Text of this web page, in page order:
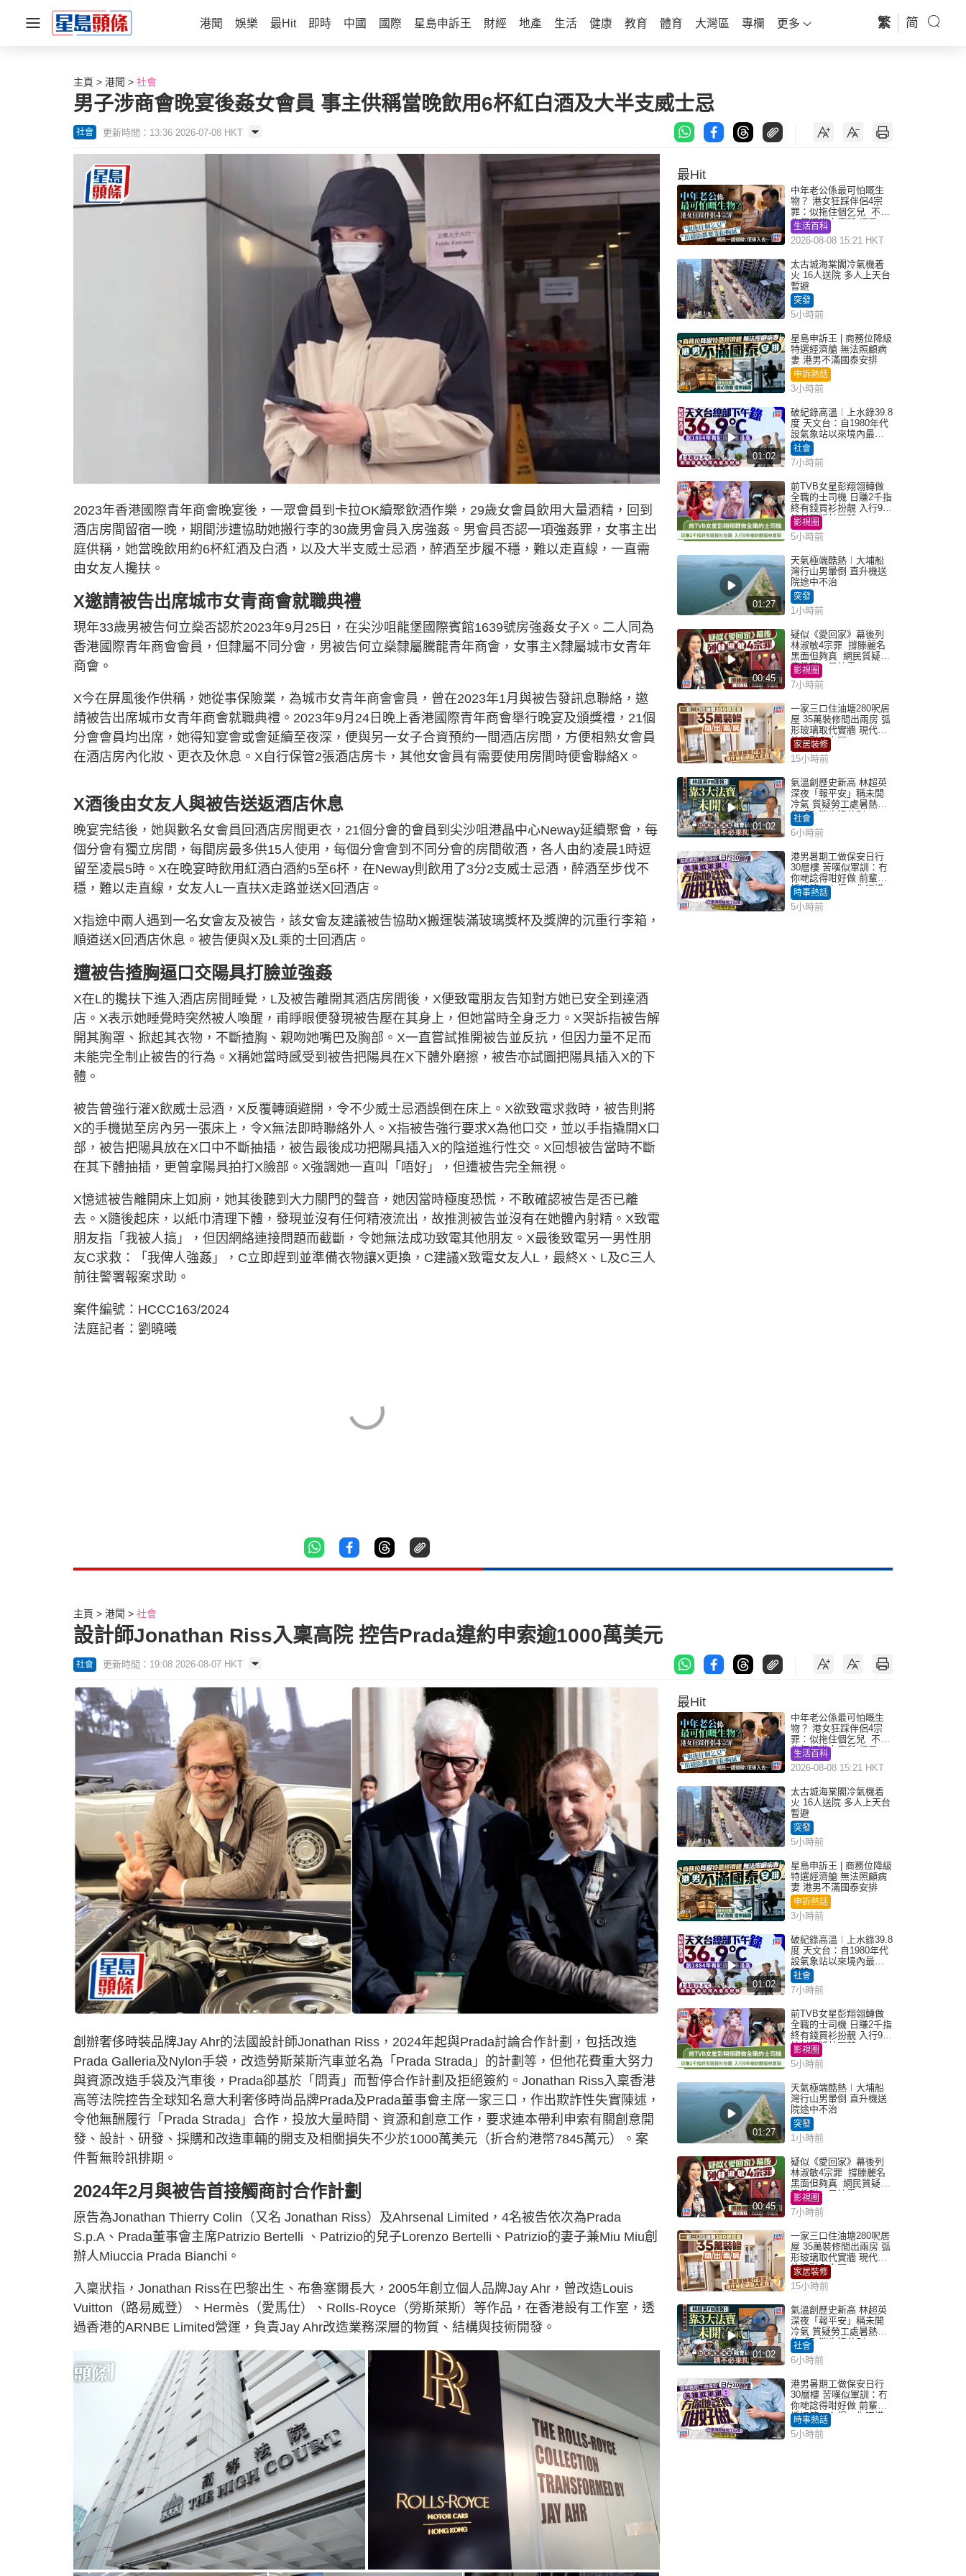
港聞 娛樂 最Hit 即時 中國 國際 星島申訴王 財經 地產 生活 健康 教育 體育 大灣區 專欄 更多 繁 简
主頁 港聞 社會
男子涉商會晚宴後姦女會員 事主供稱當晚飲用6杯紅白酒及大半支威士忌
社會 更新時間：13:36 2026-07-08 HKT
2023年香港國際青年商會晚宴後，一眾會員到卡拉OK續聚飲酒作樂，29歲女會員飲用大量酒精，回到
酒店房間留宿一晚，期間涉遭協助她搬行李的30歲男會員入房強姦。男會員否認一項強姦罪，女事主出
庭供稱，她當晚飲用約6杯紅酒及白酒，以及大半支威士忌酒，醉酒至步履不穩，難以走直線，一直需
由女友人攙扶。
X邀請被告出席城巿女青商會就職典禮
現年33歲男被告何立燊否認於2023年9月25日，在尖沙咀龍堡國際賓館1639號房強姦女子X。二人同為
香港國際青年商會會員，但隸屬不同分會，男被告何立燊隸屬騰龍青年商會，女事主X隸屬城市女青年
商會。
X今在屏風後作供稱，她從事保險業，為城市女青年商會會員，曾在2023年1月與被告發訊息聯絡，邀
請被告出席城市女青年商會就職典禮。2023年9月24日晚上香港國際青年商會舉行晚宴及頒獎禮，21個
分會會員均出席，她得知宴會或會延續至夜深，便與另一女子合資預約一間酒店房間，方便相熟女會員
在酒店房內化妝、更衣及休息。X自行保管2張酒店房卡，其他女會員有需要使用房間時便會聯絡X。
X酒後由女友人與被告送返酒店休息
晚宴完結後，她與數名女會員回酒店房間更衣，21個分會的會員到尖沙咀港晶中心Neway延續聚會，每
個分會有獨立房間，每間房最多供15人使用，每個分會會到不同分會的房間敬酒，各人由約凌晨1時逗
留至凌晨5時。X在晚宴時飲用紅酒白酒約5至6杯，在Neway則飲用了3分2支威士忌酒，醉酒至步伐不
穩，難以走直線，女友人L一直扶X走路並送X回酒店。
X指途中兩人遇到一名女會友及被告，該女會友建議被告協助X搬運裝滿玻璃獎杯及獎牌的沉重行李箱，
順道送X回酒店休息。被告便與X及L乘的士回酒店。
遭被告揸胸逼口交陽具打臉並強姦
X在L的攙扶下進入酒店房間睡覺，L及被告離開其酒店房間後，X便致電朋友告知對方她已安全到達酒
店。X表示她睡覺時突然被人喚醒，甫睜眼便發現被告壓在其身上，但她當時全身乏力。X哭訴指被告解
開其胸罩、掀起其衣物，不斷揸胸、親吻她嘴巴及胸部。X一直嘗試推開被告並反抗，但因力量不足而
未能完全制止被告的行為。X稱她當時感受到被告把陽具在X下體外磨擦，被告亦試圖把陽具插入X的下
體。
被告曾強行灌X飲威士忌酒，X反覆轉頭避開，令不少威士忌酒誤倒在床上。X欲致電求救時，被告則將
X的手機拋至房內另一張床上，令X無法即時聯絡外人。X指被告強行要求X為他口交，並以手指撬開X口
部，被告把陽具放在X口中不斷抽插，被告最後成功把陽具插入X的陰道進行性交。X回想被告當時不斷
在其下體抽插，更曾拿陽具拍打X臉部。X強調她一直叫「唔好」，但遭被告完全無視。
X憶述被告離開床上如廁，她其後聽到大力關門的聲音，她因當時極度恐慌，不敢確認被告是否已離
去。X隨後起床，以紙巾清理下體，發現並沒有任何精液流出，故推測被告並沒有在她體內射精。X致電
朋友指「我被人搞」，但因網絡連接問題而截斷，令她無法成功致電其他朋友。X最後致電另一男性朋
友C求救：「我俾人強姦」，C立即趕到並準備衣物讓X更換，C建議X致電女友人L，最終X、L及C三人
前往警署報案求助。
案件編號：HCCC163/2024
法庭記者：劉曉曦
最Hit
中年老公係最可怕嘅生
物？ 港女狂踩伴侶4宗
罪：似拖住個乞兒 不解
為何經常去廁所 網民一
語道破
生活百科
2026-08-08 15:21 HKT
太古城海棠閣冷氣機着
火 16人送院 多人上天台
暫避
突發
5小時前
星島申訴王 | 商務位降級
特選經濟艙 無法照顧病
妻 港男不滿國泰安排
申訴熱話
3小時前
01:02
破紀錄高溫︱上水錄39.8
度 天文台：自1980年代
設氣象站以來境內最高
紀錄
社會
7小時前
前TVB女星彭翔翎轉做
全職的士司機 日賺2千指
終有錢買衫扮靚 入行9年
被封翻版林夏薇
影視圈
5小時前
01:27
天氣極端酷熱︱大埔船
灣行山男暈倒 直升機送
院途中不治
突發
1小時前
00:45
疑似《愛回家》幕後列
林淑敏4宗罪 撐滕麗名
黑面但夠真 網民質疑：
真係咁一早被雪
影視圈
7小時前
一家三口住油塘280呎居
屋 35萬裝修間出兩房 弧
形玻璃取代實牆 現代神
枱櫃融入玄關
家居裝修
15小時前
01:02
氣溫創歷史新高 林超英
深夜「報平安」稱未開
冷氣 質疑勞工處暑熱警
告「取消也沒分別」
社會
6小時前
港男暑期工做保安日行
30層樓 苦嘆似軍訓：冇
你哋諗得咁好做 前輩傳
授搵筍工心得：你唔識
揀盤啫｜Juicy叮
時事熱話
5小時前
主頁 港聞 社會
設計師Jonathan Riss入稟高院 控告Prada違約申索逾1000萬美元
社會 更新時間：19:08 2026-08-07 HKT
創辦奢侈時裝品牌Jay Ahr的法國設計師Jonathan Riss，2024年起與Prada討論合作計劃，包括改造
Prada Galleria及Nylon手袋，改造勞斯萊斯汽車並名為「Prada Strada」的計劃等，但他花費重大努力
與資源改造手袋及汽車後，Prada卻基於「問責」而暫停合作計劃及拒絕簽約。Jonathan Riss入稟香港
高等法院控告全球知名意大利奢侈時尚品牌Prada及Prada董事會主席一家三口，作出欺詐性失實陳述，
令他無酬履行「Prada Strada」合作，投放大量時間、資源和創意工作，要求連本帶利申索有關創意開
發、設計、研發、採購和改造車輛的開支及相關損失不少於1000萬美元（折合約港幣7845萬元）。案
件暫無聆訊排期。
2024年2月與被告首接觸商討合作計劃
原告為Jonathan Thierry Colin（又名 Jonathan Riss）及Ahrsenal Limited，4名被告依次為Prada
S.p.A、Prada董事會主席Patrizio Bertelli 、Patrizio的兒子Lorenzo Bertelli、Patrizio的妻子兼Miu Miu創
辦人Miuccia Prada Bianchi。
入稟狀指，Jonathan Riss在巴黎出生、布魯塞爾長大，2005年創立個人品牌Jay Ahr，曾改造Louis
Vuitton（路易威登）、Hermès（愛馬仕）、Rolls-Royce（勞斯萊斯）等作品，在香港設有工作室，透
過香港的ARNBE Limited營運，負責Jay Ahr改造業務深層的物質、結構與技術開發。
最Hit
中年老公係最可怕嘅生
物？ 港女狂踩伴侶4宗
罪：似拖住個乞兒 不解
為何經常去廁所 網民一
語道破
生活百科
2026-08-08 15:21 HKT
太古城海棠閣冷氣機着
火 16人送院 多人上天台
暫避
突發
5小時前
星島申訴王 | 商務位降級
特選經濟艙 無法照顧病
妻 港男不滿國泰安排
申訴熱話
3小時前
01:02
破紀錄高溫︱上水錄39.8
度 天文台：自1980年代
設氣象站以來境內最高
紀錄
社會
7小時前
前TVB女星彭翔翎轉做
全職的士司機 日賺2千指
終有錢買衫扮靚 入行9年
被封翻版林夏薇
影視圈
5小時前
01:27
天氣極端酷熱︱大埔船
灣行山男暈倒 直升機送
院途中不治
突發
1小時前
00:45
疑似《愛回家》幕後列
林淑敏4宗罪 撐滕麗名
黑面但夠真 網民質疑：
真係咁一早被雪
影視圈
7小時前
一家三口住油塘280呎居
屋 35萬裝修間出兩房 弧
形玻璃取代實牆 現代神
枱櫃融入玄關
家居裝修
15小時前
01:02
氣溫創歷史新高 林超英
深夜「報平安」稱未開
冷氣 質疑勞工處暑熱警
告「取消也沒分別」
社會
6小時前
港男暑期工做保安日行
30層樓 苦嘆似軍訓：冇
你哋諗得咁好做 前輩傳
授搵筍工心得：你唔識
揀盤啫｜Juicy叮
時事熱話
5小時前